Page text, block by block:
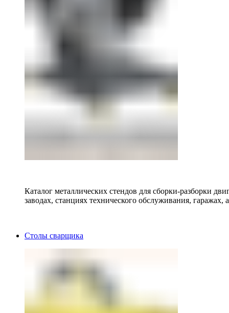
Каталог металлических стендов для сборки-разборки
заводах, станциях технического обслуживания, гаражах,
Столы сварщика